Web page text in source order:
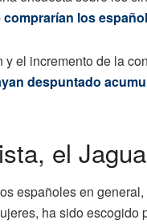
comprarían los
el incremento de la
despuntado
el
españoles en general,
ha sido escogido